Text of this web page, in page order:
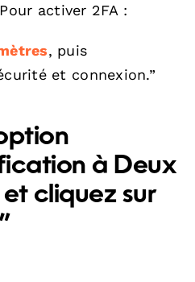
activer 2FA :
, puis
et connexion.”
à Deux
cliquez sur